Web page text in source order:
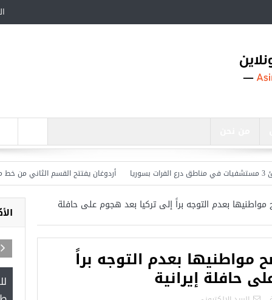
أردوغان يفتتح القسم الثاني من خط
مواطنيها بعدم التوجه براً إلى تركيا بعد هجوم على حافلة
مواطنيها بعدم التوجه براً
حافلة إيرانية
في تركيا